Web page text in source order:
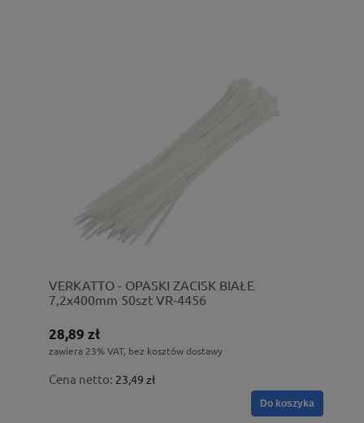
VERKATTO - OPASKI ZACISK BIAŁE
7,2x400mm 50szt VR-4456
28,89 zł
zawiera 23% VAT, bez kosztów dostawy
Cena netto: 23,49 zł
Do koszyka